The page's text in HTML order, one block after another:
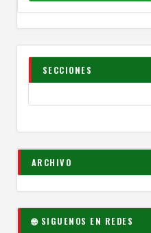
SECCIONES
ARCHIVO
🌐 SIGUENOS EN REDES